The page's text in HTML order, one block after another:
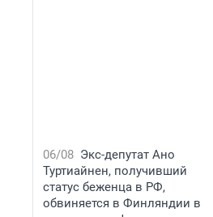
06/08 Экс-депутат Ано
Туртиайнен, получивший
статус беженца в РФ,
обвиняется в Финляндии в